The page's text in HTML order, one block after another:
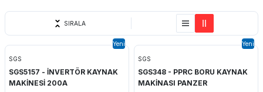
SGS
SIRALA
Yeni
SGS
SGS5157 - İNVERTÖR KAYNAK
MAKİNESİ 200A
Yeni
SGS
SGS348 - PPRC BORU KAYNAK
MAKİNASI PANZER